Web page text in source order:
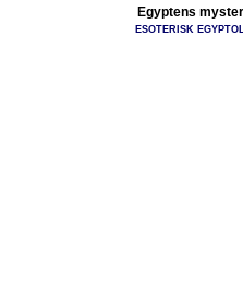
Egyptens
ESOTERISK